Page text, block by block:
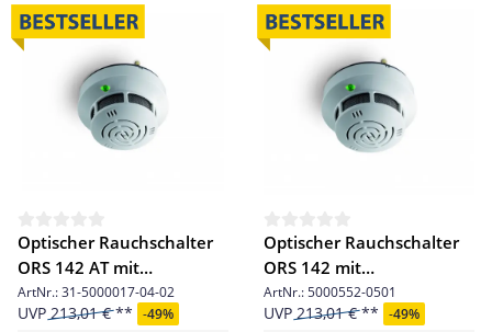
Optischer Rauchschalter
ORS 142 AT mit
Leitungsüberwachung für
Austausch
ArtNr.:31-5000017-04-02
UVP 213,01 € -49%
Optischer Rauchschalter
ORS 142 mit
Leitungsüberwachung
ArtNr.:5000552-0501
UVP 213,01 € -49%